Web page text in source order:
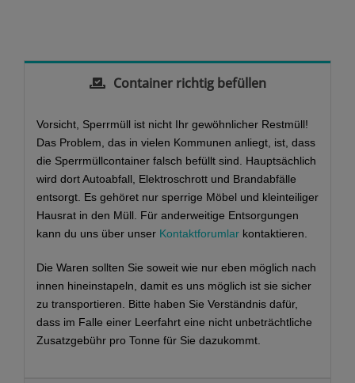
Container richtig befüllen
Vorsicht, Sperrmüll ist nicht Ihr gewöhnlicher Restmüll!
Das Problem, das in vielen Kommunen anliegt, ist, dass
die Sperrmüllcontainer falsch befüllt sind. Hauptsächlich
wird dort Autoabfall, Elektroschrott und Brandabfälle
entsorgt. Es gehöret nur sperrige Möbel und kleinteiliger
Hausrat in den Müll. Für anderweitige Entsorgungen
kann du uns über unser Kontaktforumlarkontaktieren.
Die Waren sollten Sie soweit wie nur eben möglich nach
innen hineinstapeln, damit es uns möglich ist sie sicher
zu transportieren. Bitte haben Sie Verständnis dafür,
dass im Falle einer Leerfahrt eine nicht unbeträchtliche
Zusatzgebühr pro Tonne für Sie dazukommt.